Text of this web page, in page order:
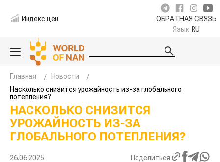
Индекс цен ОБРАТНАЯ СВЯЗЬ
Язык RU
Главная
Новости
Насколько снизится урожайность из-за глобального
потепления?
НАСКОЛЬКО СНИЗИТСЯ
УРОЖАЙНОСТЬ ИЗ-ЗА
ГЛОБАЛЬНОГО ПОТЕПЛЕНИЯ?
26.06.2025 Поделиться